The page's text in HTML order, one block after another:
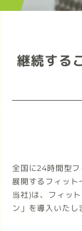
継続する
全国に24時間型フ
展開するフィット
当社)は、フィッ
ン」を導入いたし